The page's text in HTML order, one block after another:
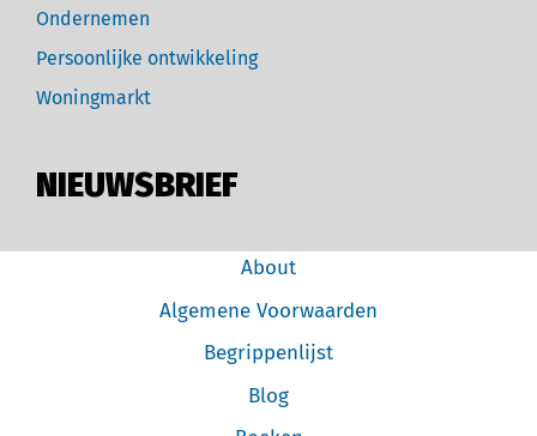
Ondernemen
Persoonlijke ontwikkeling
Woningmarkt
NIEUWSBRIEF
About
Algemene Voorwaarden
Begrippenlijst
Blog